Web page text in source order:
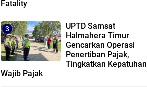
Fatality
UPTD Samsat
Halmahera Timur
Gencarkan Operasi
Penertiban Pajak,
Tingkatkan Kepatuhan
Wajib Pajak